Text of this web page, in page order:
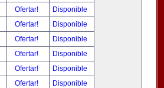
Ofertar!
Disponible
Ofertar!
Disponible
Ofertar!
Disponible
Ofertar!
Disponible
Ofertar!
Disponible
Ofertar!
Disponible